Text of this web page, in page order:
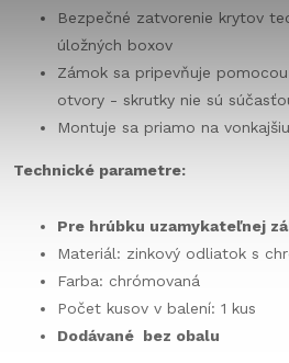
Bezpečné zatvorenie krytov
úložných boxov
Zámok sa pripevňuje
otvory - skrutky nie sú
Montuje sa priamo na
Technické parametre:
Pre hrúbku uzamykateľnej
Materiál: zinkový odliatok s
Farba: chrómovaná
Počet kusov v balení: 1 kus
Dodávané bez obalu